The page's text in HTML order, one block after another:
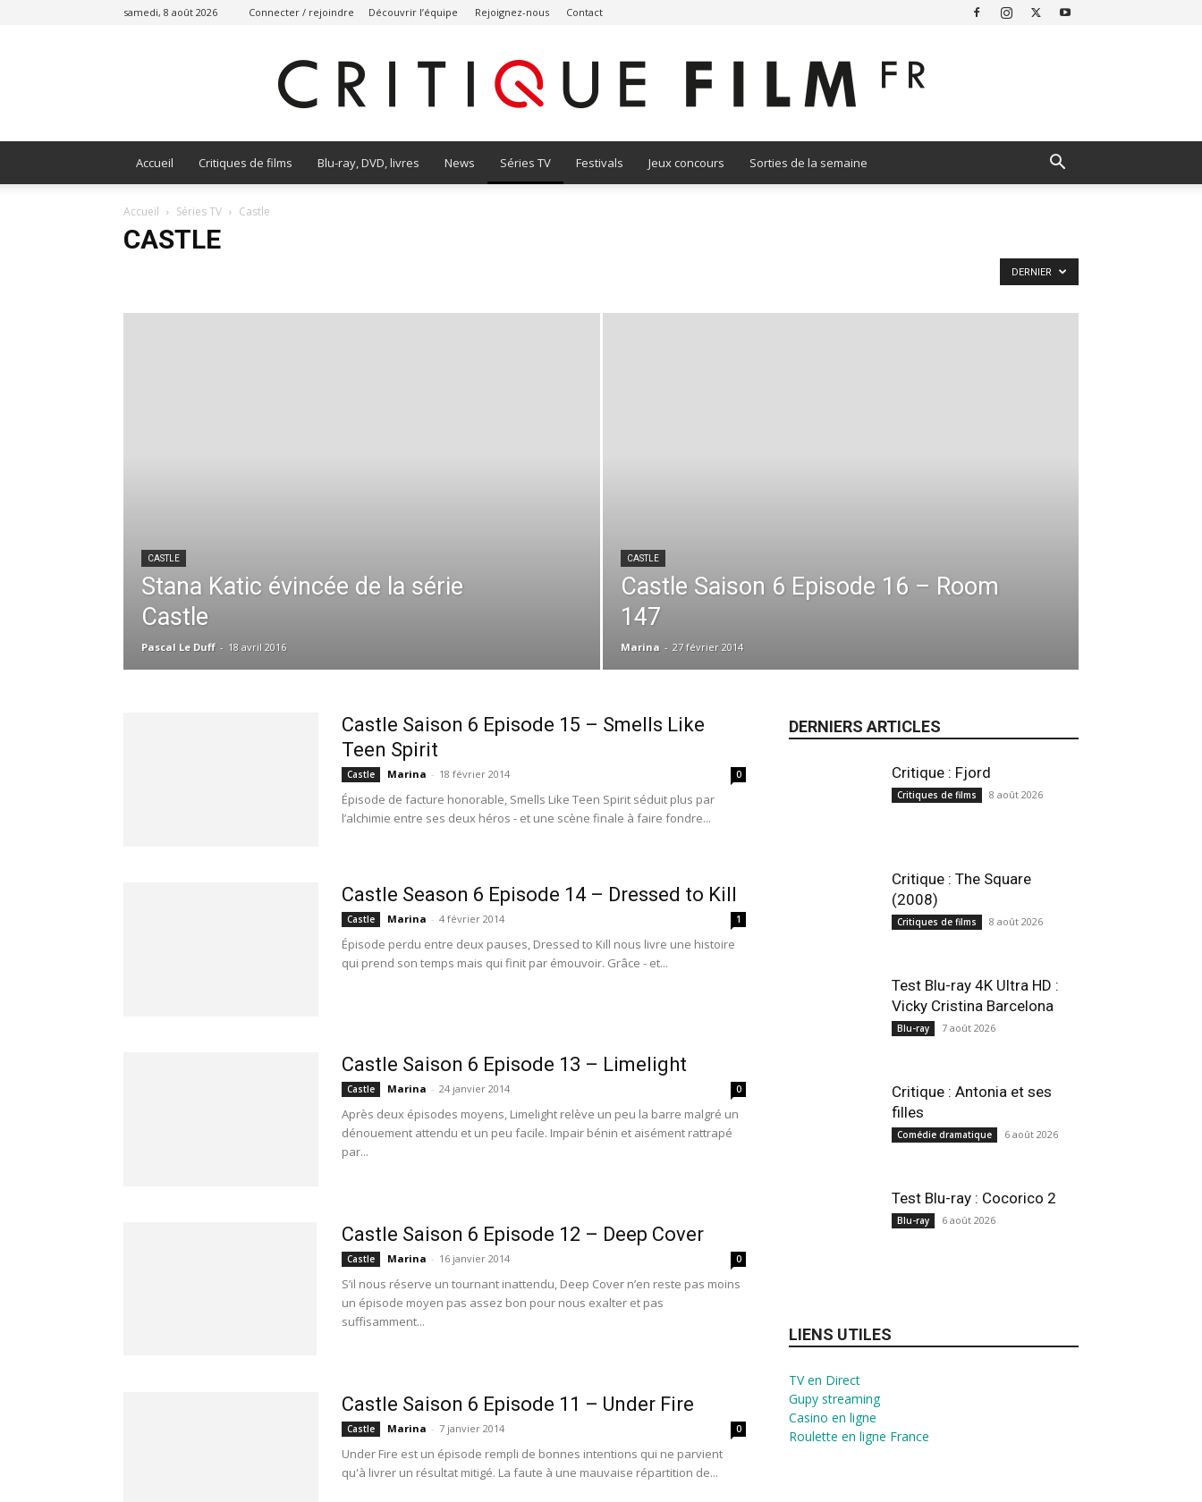
samedi, 8 août 2026 Connecter / rejoindre Découvrir l’équipe Rejoignez-nous Contact
Accueil Critiques de films Blu-ray, DVD, livres News Séries TV Festivals Jeux concours Sorties de la semaine
Accueil Séries TV Castle
CASTLE
The Walking Dead
DERNIER
CASTLE
Stana Katic évincée de la série
Castle
Pascal Le Duff - 18 avril 2016
CASTLE
Castle Saison 6 Episode 16 – Room
147
Marina - 27 février 2014
Castle Saison 6 Episode 15 – Smells Like
Teen Spirit
Castle Marina - 18 février 2014 0
Épisode de facture honorable, Smells Like Teen Spirit séduit plus par
l’alchimie entre ses deux héros - et une scène finale à faire fondre...
Castle Season 6 Episode 14 – Dressed to Kill
Castle Marina - 4 février 2014 1
Épisode perdu entre deux pauses, Dressed to Kill nous livre une histoire
qui prend son temps mais qui finit par émouvoir. Grâce - et...
Castle Saison 6 Episode 13 – Limelight
Castle Marina - 24 janvier 2014 0
Après deux épisodes moyens, Limelight relève un peu la barre malgré un
dénouement attendu et un peu facile. Impair bénin et aisément rattrapé
par...
Castle Saison 6 Episode 12 – Deep Cover
Castle Marina - 16 janvier 2014 0
S’il nous réserve un tournant inattendu, Deep Cover n’en reste pas moins
un épisode moyen pas assez bon pour nous exalter et pas
suffisamment...
Castle Saison 6 Episode 11 – Under Fire
Castle Marina - 7 janvier 2014 0
Under Fire est un épisode rempli de bonnes intentions qui ne parvient
qu'à livrer un résultat mitigé. La faute à une mauvaise répartition de...
DERNIERS ARTICLES
Critique : Fjord
Critiques de films 8 août 2026
Critique : The Square
(2008)
Critiques de films 8 août 2026
Test Blu-ray 4K Ultra HD :
Vicky Cristina Barcelona
Blu-ray 7 août 2026
Critique : Antonia et ses
filles
Comédie dramatique 6 août 2026
Test Blu-ray : Cocorico 2
Blu-ray 6 août 2026
LIENS UTILES
TV en Direct
Gupy streaming
Casino en ligne
Roulette en ligne France